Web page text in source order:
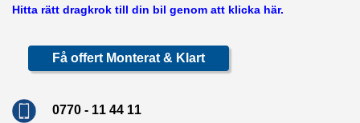
Hitta rätt dragkrok till din bil genom att klicka här.
Få offert Monterat & Klart
0770 - 11 44 11